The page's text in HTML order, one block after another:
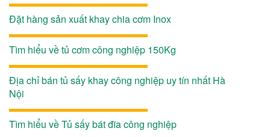
Đặt hàng sản xuất khay chia cơm Inox
Tìm hiểu về tủ cơm công nghiệp 150Kg
Địa chỉ bán tủ sấy khay công nghiệp uy tín nhất Hà
Nội
Tìm hiểu về Tủ sấy bát đĩa công nghiệp